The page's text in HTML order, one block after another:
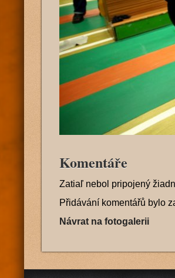
Komentáře
Zatiaľ nebol pripojený
Přidávání komentářů bylo
Návrat na fotogalerii